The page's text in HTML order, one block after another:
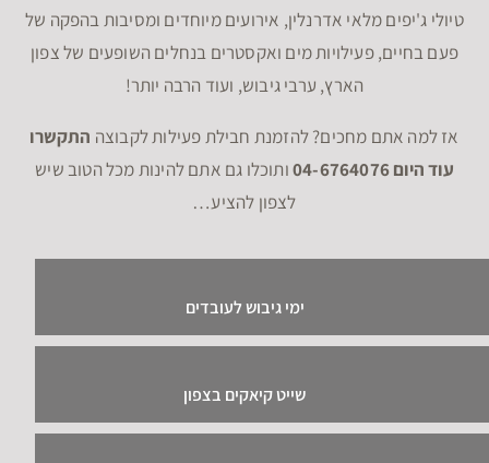
טיולי ג'יפים מלאי אדרנלין, אירועים מיוחדים ומסיבות בהפקה של
פעם בחיים, פעילויות מים ואקסטרים בנחלים השופעים של צפון
הארץ, ערבי גיבוש, ועוד הרבה יותר!
אז למה אתם מחכים? להזמנת חבילת פעילות לקבוצה התקשרו
עוד היום 04-6764076
ותוכלו גם אתם להינות מכל הטוב שיש
לצפון להציע…
ימי גיבוש לעובדים
שייט קיאקים בצפון